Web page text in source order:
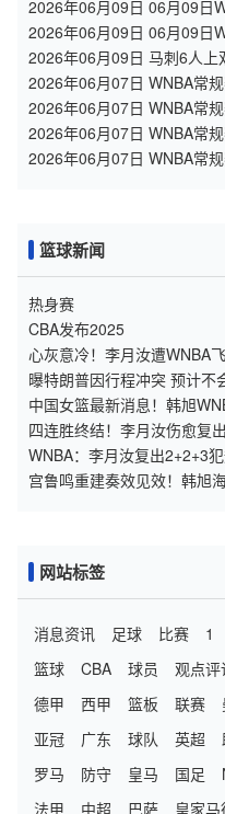
2026年06月09日 06月09日
华盛顿神秘人 全场集锦
2026年06月09日 06月09日
涅狄格太阳 全场集锦
2026年06月09日 马刺6人
头32分&末节12分
2026年06月07日 WNBA常
人 全场集锦
2026年06月07日 WNBA常
大梦想 全场集锦
2026年06月07日 WNBA常
王牌 全场集锦
2026年06月07日 WNBA常
篮球新闻
热身赛
CBA发布2025
心灰意冷！李月汝遭WNBA
曝特朗普因行程冲突 预计不
中国女篮最新消息！韩旭
化，李梦无球可打！
四连胜终结！李月汝伤愈复
猫
WNBA：李月汝复出2+2+3
宫鲁鸣重建奏效见效！韩旭
网站标签
消息资讯 足球 比赛 1
篮球
CBA 球员 观点评
德甲
西甲 篮板 联赛
亚冠
广东 球队 英超
罗马
防守 皇马 国足
法甲
中超 巴萨 皇家马